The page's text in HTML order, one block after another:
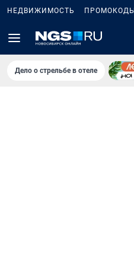
НЕДВИЖИМОСТЬ ПРОМОКОДЫ
Дело о стрельбе в отеле